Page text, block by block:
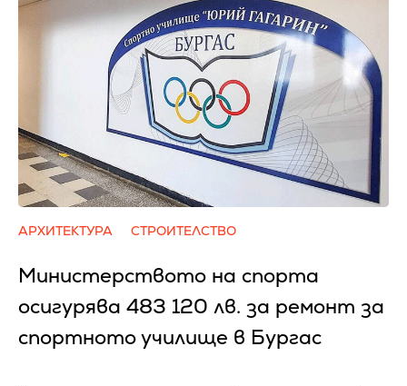
АРХИТЕКТУРА СТРОИТЕЛСТВО
Министерството на спорта
осигурява 483 120 лв. за ремонт за
спортното училище в Бургас